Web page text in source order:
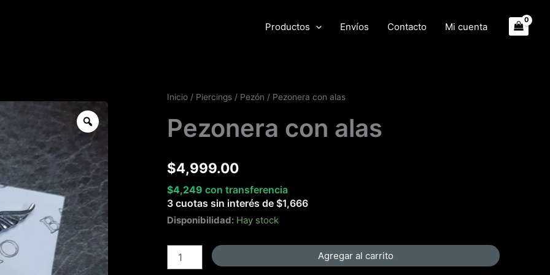
Productos Envíos Contacto Mi cuenta
Zoom
Inicio / Piercings / Pezón / Pezonera con alas
Pezonera con alas
$4,999.00
$4,249 con transferencia
3 cuotas sin interés de $1,666
Disponibilidad: Hay stock
Pezonera
alas
cantidad
Agregar al carrito